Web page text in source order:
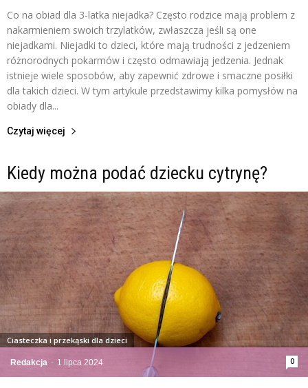
Co na obiad dla 3-latka niejadka? Często rodzice mają problem z
nakarmieniem swoich trzylatków, zwłaszcza jeśli są one
niejadkami. Niejadki to dzieci, które mają trudności z jedzeniem
różnorodnych pokarmów i często odmawiają jedzenia. Jednak
istnieje wiele sposobów, aby zapewnić zdrowe i smaczne posiłki
dla takich dzieci. W tym artykule przedstawimy kilka pomysłów na
obiady dla...
Czytaj więcej
Kiedy można podać dziecku cytrynę?
Redakcja - 1 lipca 2024 0
Ciasteczka i przekąski dla dzieci